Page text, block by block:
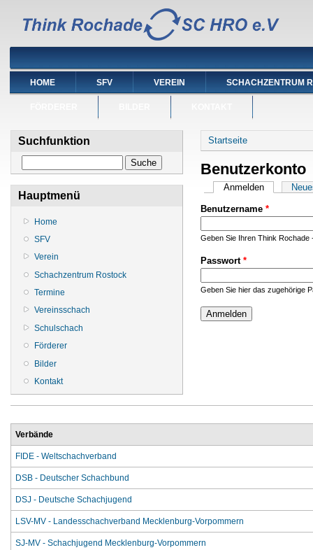
HOME SFV VEREIN SCHACHZENTRUM
Suchfunktion
Hauptmenü
Home
SFV
Verein
Schachzentrum Rostock
Termine
Vereinsschach
Schulschach
Förderer
Bilder
Kontakt
Sie sind hier
Startseite
Benutzerkonto
Haupt-Reiter
Anmelden(aktiver
Benutzername *
Geben Sie Ihren Think Rochade
Passwort *
Geben Sie hier das zugehörige
Verbände
FIDE - Weltschachverband
DSB - Deutscher Schachbund
DSJ - Deutsche Schachjugend
LSV-MV - Landesschachverband Mecklenburg-Vorpommern
SJ-MV - Schachjugend Mecklenburg-Vorpommern